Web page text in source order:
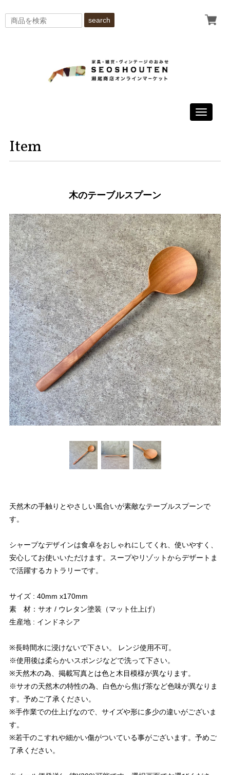
search
Toggle
Item
木のテーブルスプーン
天然木の手触りとやさしい風合いが素敵なテーブルスプーンで
す。
シャープなデザインは食卓をおしゃれにしてくれ、使いやすく、
安心してお使いいただけます。スープやリゾットからデザートま
で活躍するカトラリーです。
サイズ : 40mm x170mm
素 材：サオ / ウレタン塗装（マット仕上げ）
生産地 : インドネシア
※長時間水に浸けないで下さい。 レンジ使用不可。
※使用後は柔らかいスポンジなどで洗って下さい。
※天然木の為、掲載写真とは色と木目模様が異なります。
※サオの天然木の特性の為、白色から焦げ茶など色味が異なりま
す。予めご了承ください。
※手作業での仕上げなので、サイズや形に多少の違いがございま
す。
※若干のこすれや細かい傷がついている事がございます。予めご
了承ください。